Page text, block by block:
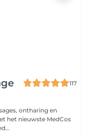
117
ontharing en
het nieuwste MedCos